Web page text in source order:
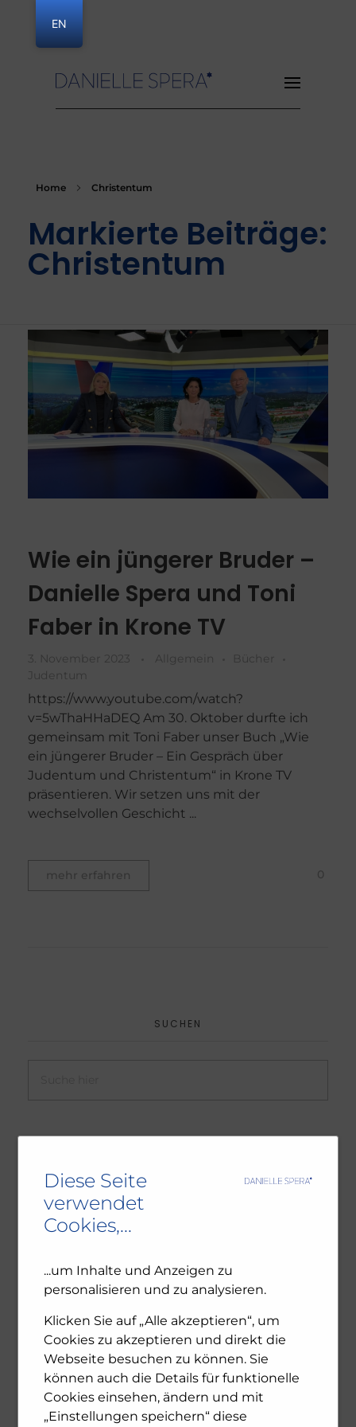
Home Christentum
Markierte Beiträge:
Christentum
Wie ein jüngerer Bruder –
Danielle Spera und Toni
Faber in Krone TV
3. November 2023 Allgemein
Bücher
Judentum
https://www.youtube.com/watch?
v=5wThaHHaDEQ Am 30. Oktober durfte ich
gemeinsam mit Toni Faber unser Buch „Wie
ein jüngerer Bruder – Ein Gespräch über
Judentum und Christentum“ in Krone TV
präsentieren. Wir setzen uns mit der
wechselvollen Geschicht ...
mehr erfahren 0
SUCHEN
Ambivalenz in den jüdischen Gemeinden – NU102
ORF-III-Dokumentation „Das jüdische Wien“
Zukunft. 1945-2025
ARCHIV
Dezember 2025
November 2025
Oktober 2025
Juli 2025
EN
Diese Seite
verwendet
Cookies,...
...um Inhalte und Anzeigen zu
personalisieren und zu analysieren.
Klicken Sie auf „Alle akzeptieren“, um
Cookies zu akzeptieren und direkt die
Webseite besuchen zu können. Sie
können auch die Details für funktionelle
Cookies einsehen, ändern und mit
„Einstellungen speichern“ diese